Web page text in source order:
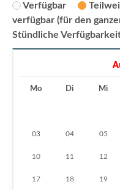
Verfügbar
verfügbar (für den
Stündliche
Mo Di Mi
03 04 05
10 11 12
17 18 19